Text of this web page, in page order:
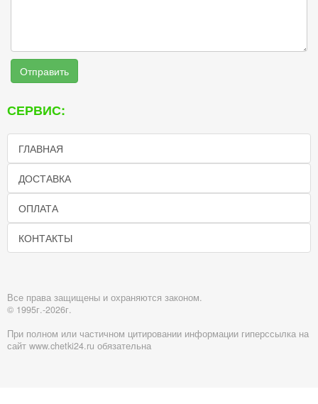
Отправить
СЕРВИС:
ГЛАВНАЯ
ДОСТАВКА
ОПЛАТА
КОНТАКТЫ
Все права защищены и охраняются законом.
© 1995г.-2026г.
При полном или частичном цитировании информации гиперссылка на
сайт www.chetki24.ru обязательна